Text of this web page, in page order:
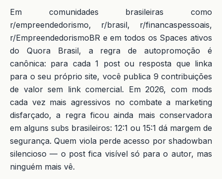
Em comunidades brasileiras como
r/empreendedorismo, r/brasil, r/financaspessoais,
r/EmpreendedorismoBR e em todos os Spaces ativos
do Quora Brasil, a regra de autopromoção é
canônica: para cada 1 post ou resposta que linka
para o seu próprio site, você publica 9 contribuições
de valor sem link comercial. Em 2026, com mods
cada vez mais agressivos no combate a marketing
disfarçado, a regra ficou ainda mais conservadora
em alguns subs brasileiros: 12:1 ou 15:1 dá margem de
segurança. Quem viola perde acesso por shadowban
silencioso — o post fica visível só para o autor, mas
ninguém mais vê.